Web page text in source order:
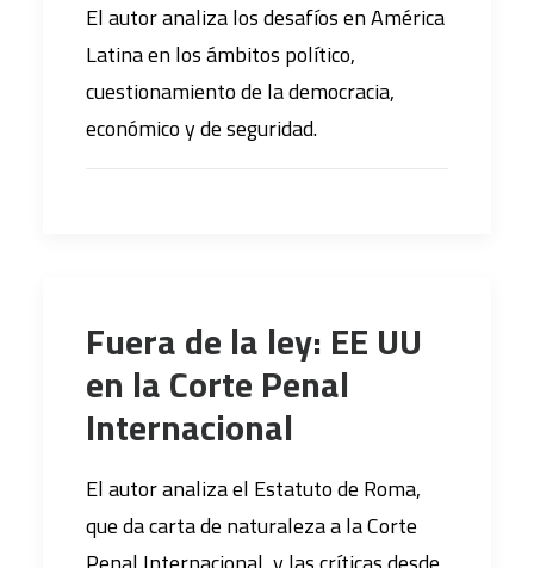
El autor analiza los desafíos en América
Latina en los ámbitos político,
cuestionamiento de la democracia,
económico y de seguridad.
Fuera de la ley: EE UU
en la Corte Penal
Internacional
El autor analiza el Estatuto de Roma,
que da carta de naturaleza a la Corte